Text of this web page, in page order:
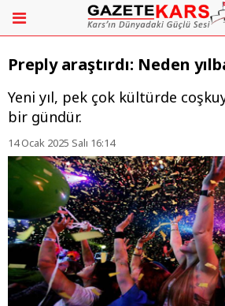
Preply araştırdı: Neden
Yeni yıl, pek çok kültürde
bir gündür.
14 Ocak 2025 Salı 16:14